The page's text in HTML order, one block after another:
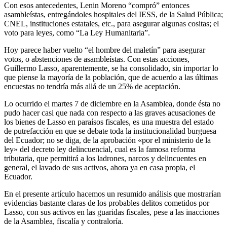
Con esos antecedentes, Lenin Moreno “compró” entonces
asambleístas, entregándoles hospitales del IESS, de la Salud Pública;
CNEL, instituciones estatales, etc., para asegurar algunas cositas; el
voto para leyes, como “La Ley Humanitaria”.
Hoy parece haber vuelto “el hombre del maletín” para asegurar
votos, o abstenciones de asambleístas. Con estas acciones,
Guillermo Lasso, aparentemente, se ha consolidado, sin importar lo
que piense la mayoría de la población, que de acuerdo a las últimas
encuestas no tendría más allá de un 25% de aceptación.
Lo ocurrido el martes 7 de diciembre en la Asamblea, donde ésta no
pudo hacer casi que nada con respecto a las graves acusaciones de
los bienes de Lasso en paraísos fiscales, es una muestra del estado
de putrefacción en que se debate toda la institucionalidad burguesa
del Ecuador; no se diga, de la aprobación «por el ministerio de la
ley» del decreto ley delincuencial, cual es la famosa reforma
tributaria, que permitirá a los ladrones, narcos y delincuentes en
general, el lavado de sus activos, ahora ya en casa propia, el
Ecuador.
En el presente artículo hacemos un resumido análisis que mostrarían
evidencias bastante claras de los probables delitos cometidos por
Lasso, con sus activos en las guaridas fiscales, pese a las inacciones
de la Asamblea, fiscalía y contraloría.